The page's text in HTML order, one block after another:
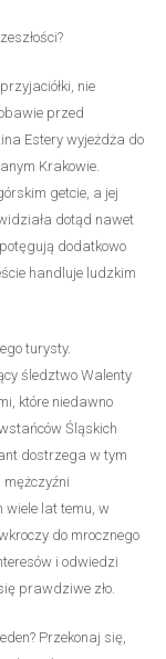
nie
przed
Estery wyjeżdża do
Krakowie.
getcie, a jej
dotąd nawet
dodatkowo
handluje ludzkim
turysty.
śledztwo Walenty
które niedawno
Śląskich
dostrzega w tym
wiele lat temu, w
do mrocznego
i odwiedzi
prawdziwe zło.
Przekonaj się,